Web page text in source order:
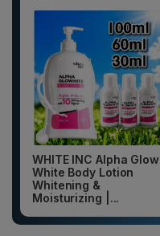
WHITE INC Alpha Glow
White Body Lotion
Whitening &
Moisturizing |...